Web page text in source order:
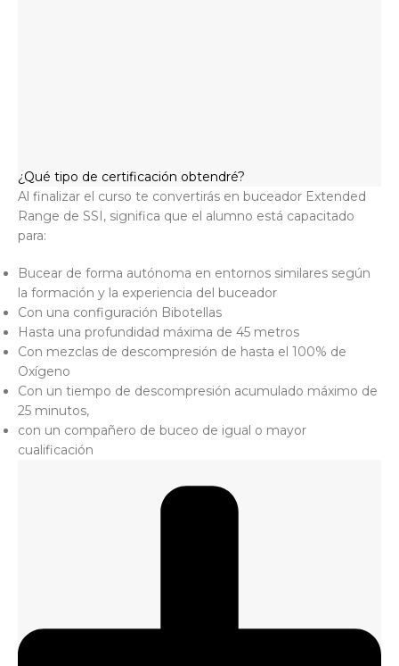
¿Qué tipo de certificación obtendré?
Al finalizar el curso te convertirás en buceador Extended
Range de SSI, significa que el alumno está capacitado
para:
Bucear de forma autónoma en entornos similares según
la formación y la experiencia del buceador
Con una configuración Bibotellas
Hasta una profundidad máxima de 45 metros
Con mezclas de descompresión de hasta el 100% de
Oxígeno
Con un tiempo de descompresión acumulado máximo de
25 minutos,
con un compañero de buceo de igual o mayor
cualificación